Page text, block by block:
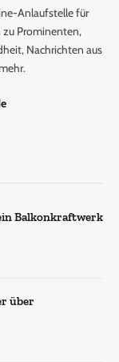
Anlaufstelle für
Prominenten,
Nachrichten aus
Balkonkraftwerk
über